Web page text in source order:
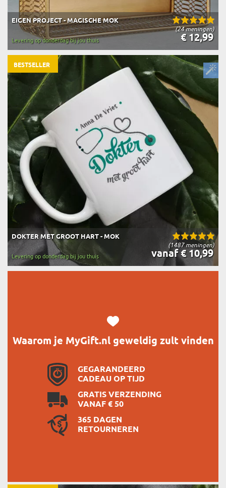
(24 meningen)
EIGEN PROJECT - MAGISCHE MOK
€ 12,99
Levering op donderdag bij jou thuis
(1487 meningen)
DOKTER MET GROOT HART - MOK
vanaf € 10,99
Levering op donderdag bij jou thuis
BESTSELLER
Waarom je MyGift.nl geweldig zult vinden
GEGARANDEERD
CADEAU OP TIJD
GRATIS VERZENDING
VANAF € 50
365 DAGEN
RETOURNEREN